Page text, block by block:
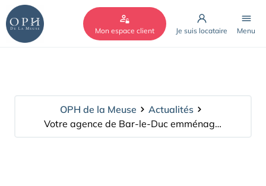
Mon espace client Je suis locataire Menu
OPH de la Meuse
Actualités
Votre agence de Bar-le-Duc emménage rue du Moulin.
Cookies management panel